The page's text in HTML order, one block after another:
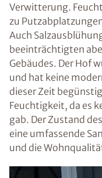
Verwitterung.
zu
Auch
beeinträchtigten
Gebäudes. Der Hof
und hat keine
dieser Zeit
Feuchtigkeit, da es
gab. Der Zustand
eine umfassende
und die